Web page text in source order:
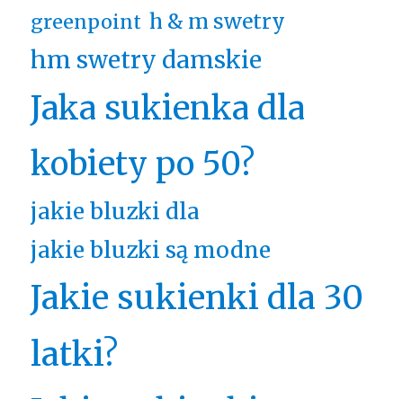
greenpoint h & m swetry
hm swetry damskie
Jaka sukienka dla
kobiety po 50?
jakie bluzki dla
jakie bluzki są modne
Jakie sukienki dla 30
latki?